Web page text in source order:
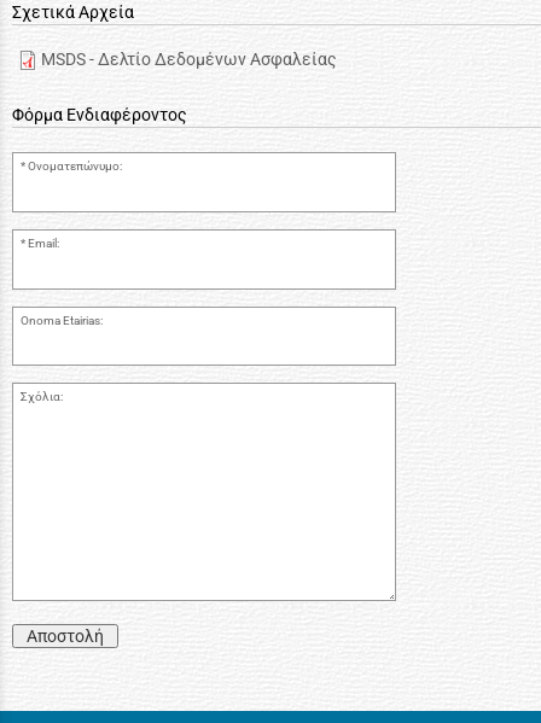
Σχετικά Αρχεία
MSDS - Δελτίο Δεδομένων Ασφαλείας
Φόρμα Ενδιαφέροντος
Ονοματεπώνυμο:
Email:
Onoma Etairias:
Σχόλια:
Αποστολή